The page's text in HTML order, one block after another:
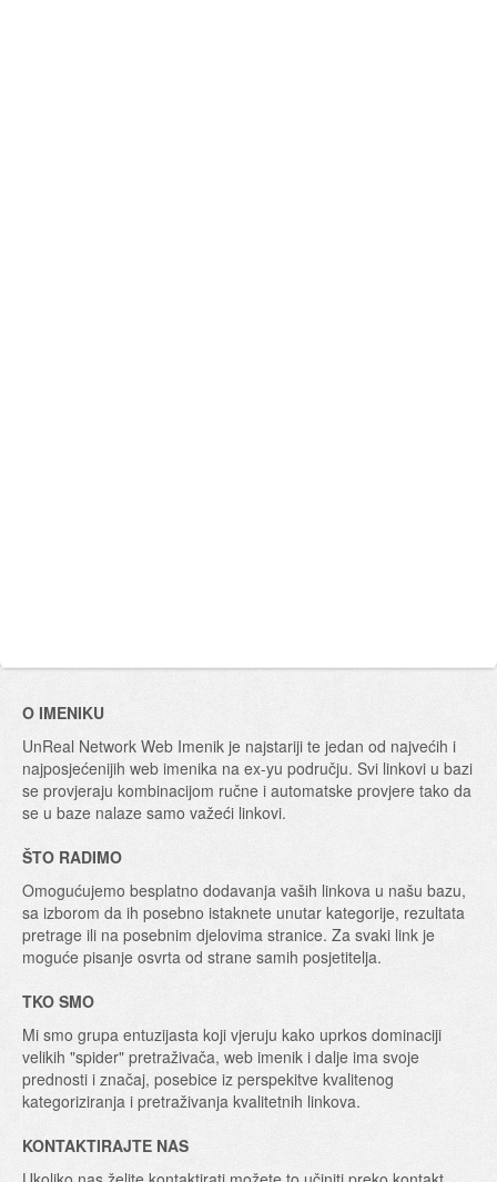
O IMENIKU
UnReal Network Web Imenik je najstariji te jedan od najvećih i
najposjećenijih web imenika na ex-yu području. Svi linkovi u bazi
se provjeraju kombinacijom ručne i automatske provjere tako da
se u baze nalaze samo važeći linkovi.
ŠTO RADIMO
Omogućujemo besplatno dodavanja vaših linkova u našu bazu,
sa izborom da ih posebno istaknete unutar kategorije, rezultata
pretrage ili na posebnim djelovima stranice. Za svaki link je
moguće pisanje osvrta od strane samih posjetitelja.
TKO SMO
Mi smo grupa entuzijasta koji vjeruju kako uprkos dominaciji
velikih "spider" pretraživača, web imenik i dalje ima svoje
prednosti i značaj, posebice iz perspekitve kvalitenog
kategoriziranja i pretraživanja kvalitetnih linkova.
KONTAKTIRAJTE NAS